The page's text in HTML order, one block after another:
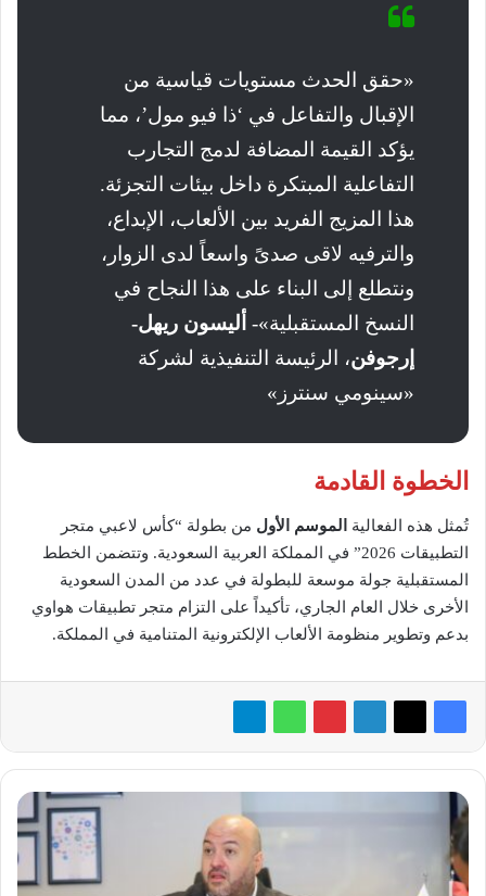
«حقق الحدث مستويات قياسية من
الإقبال والتفاعل في ‘ذا فيو مول’، مما
يؤكد القيمة المضافة لدمج التجارب
التفاعلية المبتكرة داخل بيئات التجزئة.
هذا المزيج الفريد بين الألعاب، الإبداع،
والترفيه لاقى صدىً واسعاً لدى الزوار،
ونتطلع إلى البناء على هذا النجاح في
النسخ المستقبلية»- أليسون ريهل-
إرجوفن، الرئيسة التنفيذية لشركة
«سينومي سنترز»
الخطوة القادمة
تُمثل هذه الفعالية الموسم الأول من بطولة “كأس لاعبي متجر
التطبيقات 2026” في المملكة العربية السعودية. وتتضمن الخطط
المستقبلية جولة موسعة للبطولة في عدد من المدن السعودية
الأخرى خلال العام الجاري، تأكيداً على التزام متجر تطبيقات هواوي
بدعم وتطوير منظومة الألعاب الإلكترونية المتنامية في المملكة.
تستعرض
أحدث